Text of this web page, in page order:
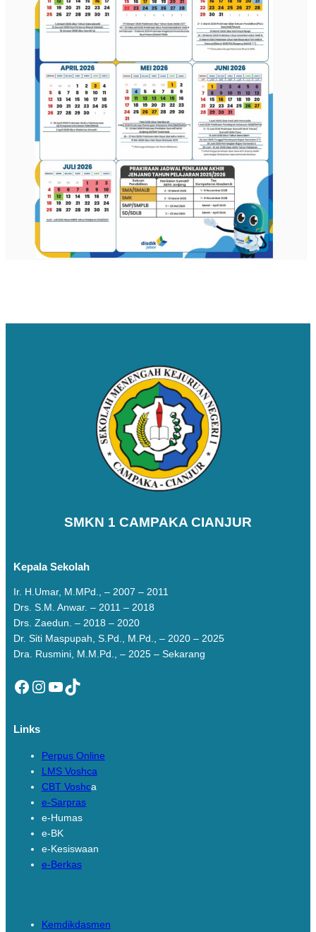
SMKN 1 CAMPAKA CIANJUR
Kepala Sekolah
Ir. H.Umar, M.MPd., – 2007 – 2011
Drs. S.M. Anwar. – 2011 – 2018
Drs. Zaedun. – 2018 – 2020
Dr. Siti Maspupah, S.Pd., M.Pd., – 2020 – 2025
Dra. Rusmini, M.M.Pd., – 2025 – Sekarang
Facebook Instagram YouTube TikTok
Links
Perpus Online
LMS Voshca
CBT Voshca
e-Sarpras
e-Humas
e-BK
e-Kesiswaan
e-Berkas
Kemdikdasmen